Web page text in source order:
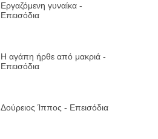
Εργαζόμενη γυναίκα -
Επεισόδια
Η αγάπη ήρθε από μακριά -
Επεισόδια
Δούρειος Ίππος - Επεισόδια